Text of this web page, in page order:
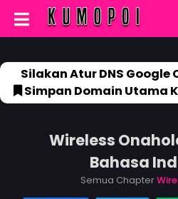
Silakan Atur DNS Google
Simpan Domain Utama
Wireless
Bahasa
Semua Chapter